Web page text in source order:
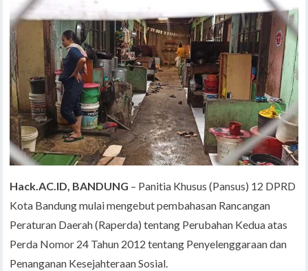
Hack.AC.ID, BANDUNG – Panitia Khusus (Pansus) 12 DPRD
Kota Bandung mulai mengebut pembahasan Rancangan
Peraturan Daerah (Raperda) tentang Perubahan Kedua atas
Perda Nomor 24 Tahun 2012 tentang Penyelenggaraan dan
Penanganan Kesejahteraan Sosial.